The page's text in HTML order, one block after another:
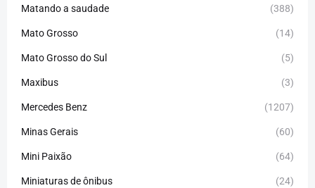
Matando a saudade (388)
Mato Grosso (14)
Mato Grosso do Sul (5)
Maxibus (3)
Mercedes Benz (1207)
Minas Gerais (60)
Mini Paixão (64)
Miniaturas de ônibus (24)